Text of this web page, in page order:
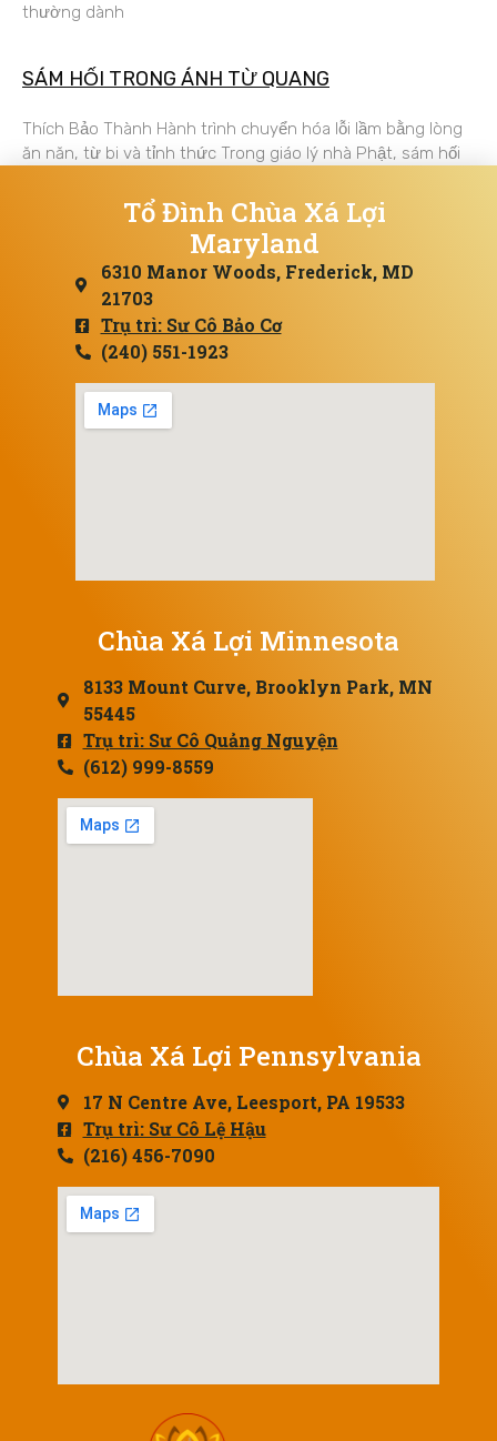
thường dành
SÁM HỐI TRONG ÁNH TỪ QUANG
Thích Bảo Thành Hành trình chuyển hóa lỗi lầm bằng lòng
ăn năn, từ bi và tỉnh thức Trong giáo lý nhà Phật, sám hối
Tổ Đình Chùa Xá Lợi
Maryland
6310 Manor Woods, Frederick, MD
21703
Trụ trì: Sư Cô Bảo Cơ
(240) 551-1923
Chùa Xá Lợi Minnesota
8133 Mount Curve, Brooklyn Park, MN
55445
Trụ trì: Sư Cô Quảng Nguyện
(612) 999-8559
Chùa Xá Lợi Pennsylvania
17 N Centre Ave, Leesport, PA 19533
Trụ trì: Sư Cô Lệ Hậu
(216) 456-7090